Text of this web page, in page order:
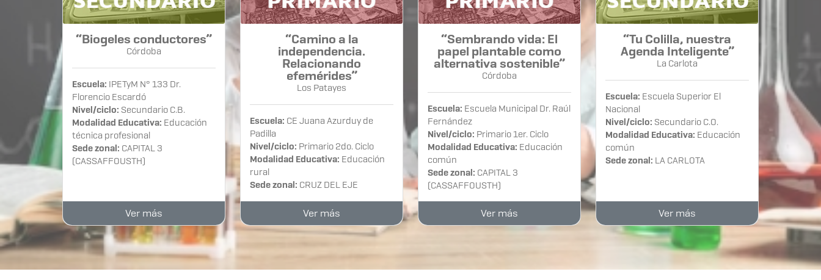
“Biogeles conductores”
Córdoba
Escuela: IPETyM N° 133 Dr.
Florencio Escardó
Nivel/ciclo: Secundario C.B.
Modalidad Educativa: Educación
técnica profesional
Sede zonal: CAPITAL 3
(CASSAFFOUSTH)
Ver más
“Camino a la
independencia.
Relacionando
efemérides”
Los Patayes
Escuela: CE Juana Azurduy de
Padilla
Nivel/ciclo: Primario 2do. Ciclo
Modalidad Educativa: Educación
rural
Sede zonal: CRUZ DEL EJE
Ver más
“Sembrando vida: El
papel plantable como
alternativa sostenible”
Córdoba
Escuela: Escuela Municipal Dr. Raúl
Fernández
Nivel/ciclo: Primario 1er. Ciclo
Modalidad Educativa: Educación
común
Sede zonal: CAPITAL 3
(CASSAFFOUSTH)
Ver más
“Tu Colilla, nuestra
Agenda Inteligente”
La Carlota
Escuela: Escuela Superior El
Nacional
Nivel/ciclo: Secundario C.O.
Modalidad Educativa: Educación
común
Sede zonal: LA CARLOTA
Ver más